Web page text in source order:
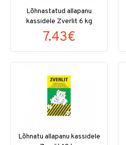
Lõhnastatud allapanu
kassidele Zverlit 6 kg
7.43€
Lõhnatu allapanu kassidele